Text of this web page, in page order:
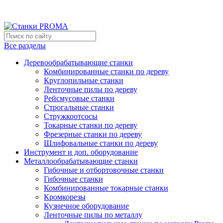
Все разделы
Деревообрабатывающие станки
Комбинированные станки по дереву
Круглопильные станки
Ленточные пилы по дереву
Рейсмусовые станки
Строгальные станки
Стружкоотсосы
Токарные станки по дереву
Фрезерные станки по дереву
Шлифовальные станки по дереву
Инструмент и доп. оборудование
Металлообрабатывающие станки
Гибочные и отбортовочные станки
Гибочные станки
Комбинированные токарные станки
Кромкорезы
Кузнечное оборудование
Ленточные пилы по металлу